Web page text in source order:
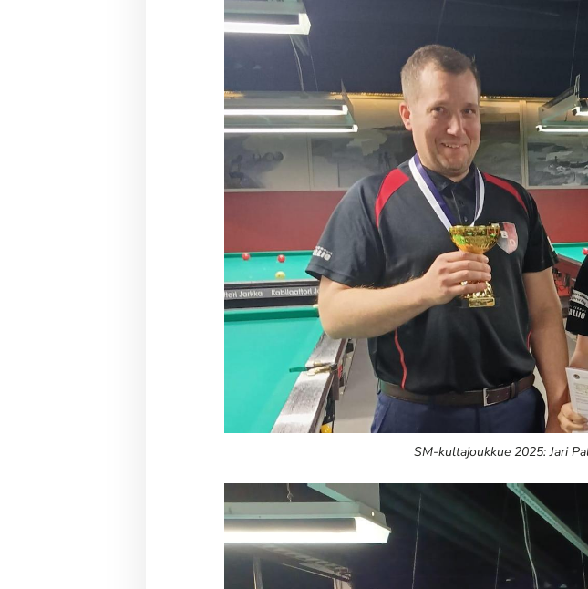
SM-kultajoukkue 2025: Jari